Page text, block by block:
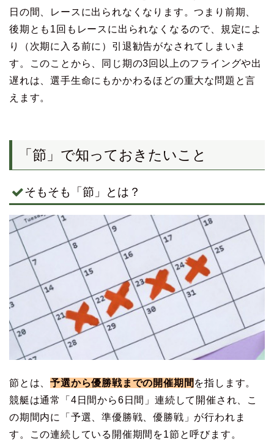
日の間、レースに出られなくなります。つまり前期、
後期とも1回もレースに出られなくなるので、規定によ
り（次期に入る前に）引退勧告がなされてしまいま
す。このことから、同じ期の3回以上のフライングや出
遅れは、選手生命にもかかわるほどの重大な問題と言
えます。
「節」で知っておきたいこと
そもそも「節」とは？
節とは、予選から優勝戦までの開催期間 を指します。
競艇は通常「4日間から6日間」連続して開催され、こ
の期間内に「予選、準優勝戦、優勝戦」が行われま
す。この連続している開催期間を1節と呼びます。